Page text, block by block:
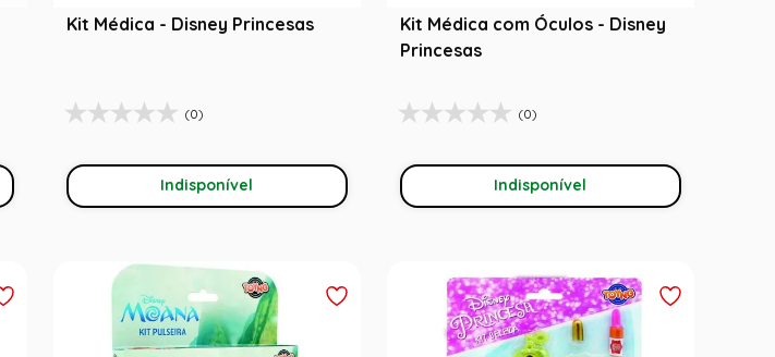
Kit Médica - Disney Princesas
(0)
Indisponível
Kit Médica com Óculos - Disney
Princesas
(0)
Indisponível